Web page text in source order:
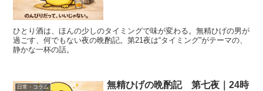
ひとり酒は、ほんの少しのタイミングで味が変わる。無精ひげの男が
過ごす、何でもない夜の晩酌記。第21夜は“タイミング”がテーマの、
静かな一杯の話。
日常・コラム
無精ひげの晩酌記 第七夜｜24時